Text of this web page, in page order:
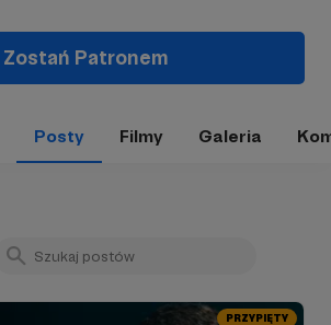
Zostań Patronem
Posty Filmy Galeria
PRZYPIĘTY